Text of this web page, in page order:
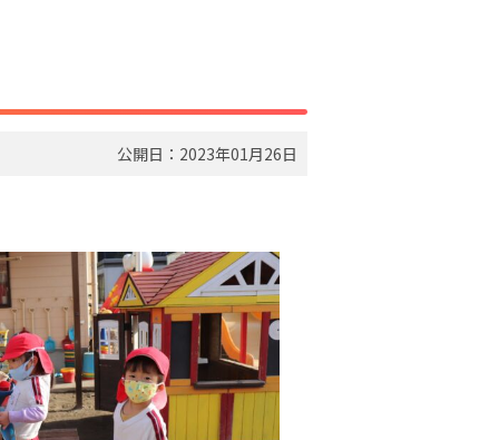
公開日：2023年01月26日